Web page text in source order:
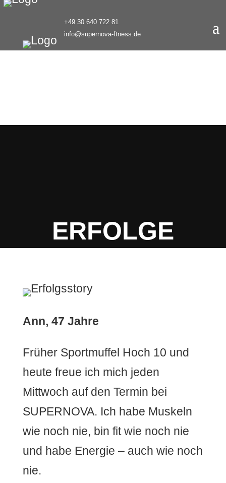
+49 30 640 722 81
info@supernova-ftness.de
ERFOLGE
Ann, 47 Jahre
Früher Sportmuffel Hoch 10 und
heute freue ich mich jeden
Mittwoch auf den Termin bei
SUPERNOVA. Ich habe Muskeln
wie noch nie, bin fit wie noch nie
und habe Energie – auch wie noch
nie.